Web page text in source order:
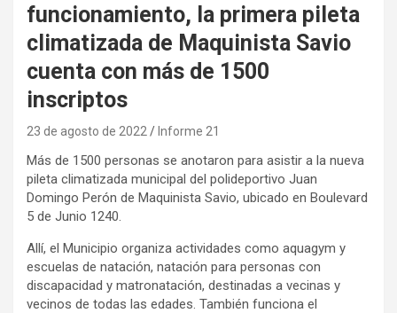
funcionamiento, la primera pileta
climatizada de Maquinista Savio
cuenta con más de 1500
inscriptos
23 de agosto de 2022 Informe 21
Más de 1500 personas se anotaron para asistir a la nueva
pileta climatizada municipal del polideportivo Juan
Domingo Perón de Maquinista Savio, ubicado en Boulevard
5 de Junio 1240.
Allí, el Municipio organiza actividades como aquagym y
escuelas de natación, natación para personas con
discapacidad y matronatación, destinadas a vecinas y
vecinos de todas las edades. También funciona el